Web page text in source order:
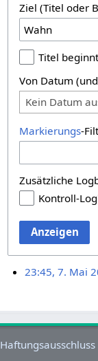
Ziel (Titel oder
Titel
Von Datum
Kein Datum
Markierungs-
Zusätzliche
Kontroll-
Anzeigen
23:45, 7. Mai
Haftungsausschluss